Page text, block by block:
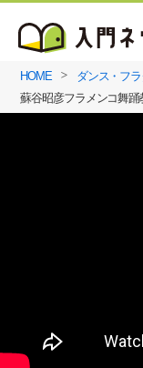
HOME
ダンス・フ
蘇谷昭彦フラメンコ舞踊